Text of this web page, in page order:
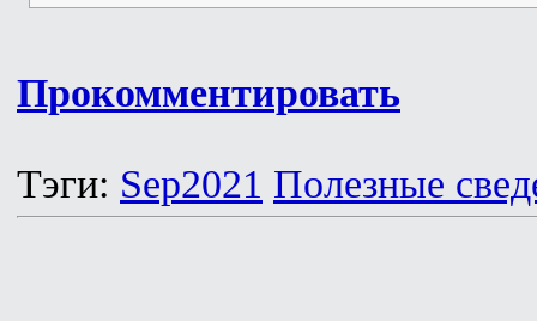
Прокомментировать
Тэги: Sep2021 Полезные